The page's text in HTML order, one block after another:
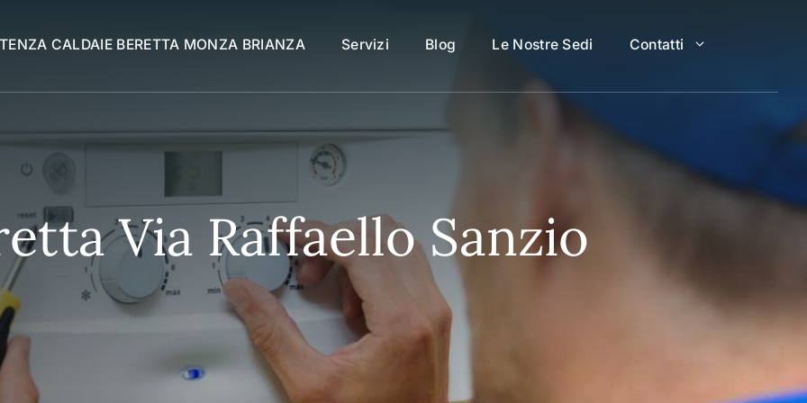
CALDAIE BERETTA MONZA BRIANZA Servizi Blog Le Nostre Sedi Contatti
Via Raffaello Sanzio